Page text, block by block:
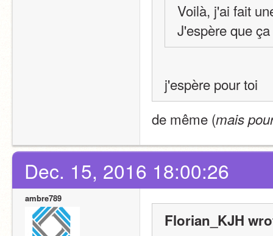
Voilà, j'ai fait
J'espère que
j'espère pour toi
de même (mais
Dec. 15, 2016 18:00:26
ambre789
Florian_KJH